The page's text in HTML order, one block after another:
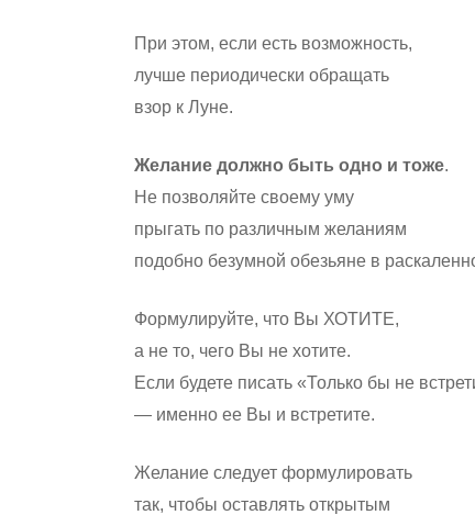
При этом, если есть возможность,
лучше периодически обращать
взор к Луне.
Желание должно быть одно и тоже.
Не позволяйте своему уму
прыгать по различным желаниям
подобно безумной обезьяне в
Формулируйте, что Вы ХОТИТЕ,
а не то, чего Вы не хотите.
Если будете писать «Только бы не
— именно ее Вы и встретите.
Желание следует формулировать
так, чтобы оставлять открытым